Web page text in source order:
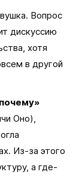
Вопрос
дискуссию
хотя
в другой
Оно),
Из-за этого
а где-